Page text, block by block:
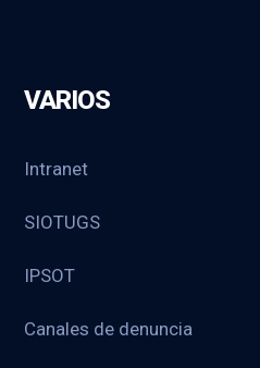
VARIOS
Intranet
SIOTUGS
IPSOT
Canales de denuncia